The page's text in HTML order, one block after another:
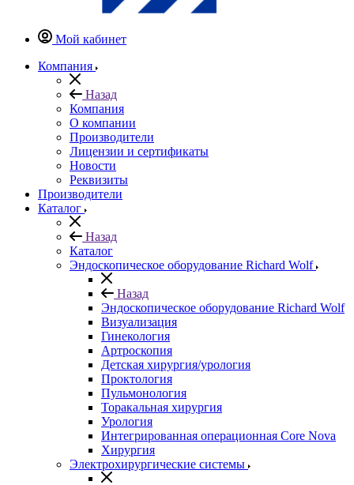
Мой кабинет
Компания
Назад
Компания
О компании
Производители
Лицензии и сертификаты
Новости
Реквизиты
Производители
Каталог
Назад
Каталог
Эндоскопическое оборудование Richard Wolf
Назад
Эндоскопическое оборудование Richard Wolf
Визуализация
Гинекология
Артроскопия
Детская хирургия/урология
Проктология
Пульмонология
Торакальная хирургия
Урология
Интегрированная операционная Core Nova
Хирургия
Электрохирургические системы